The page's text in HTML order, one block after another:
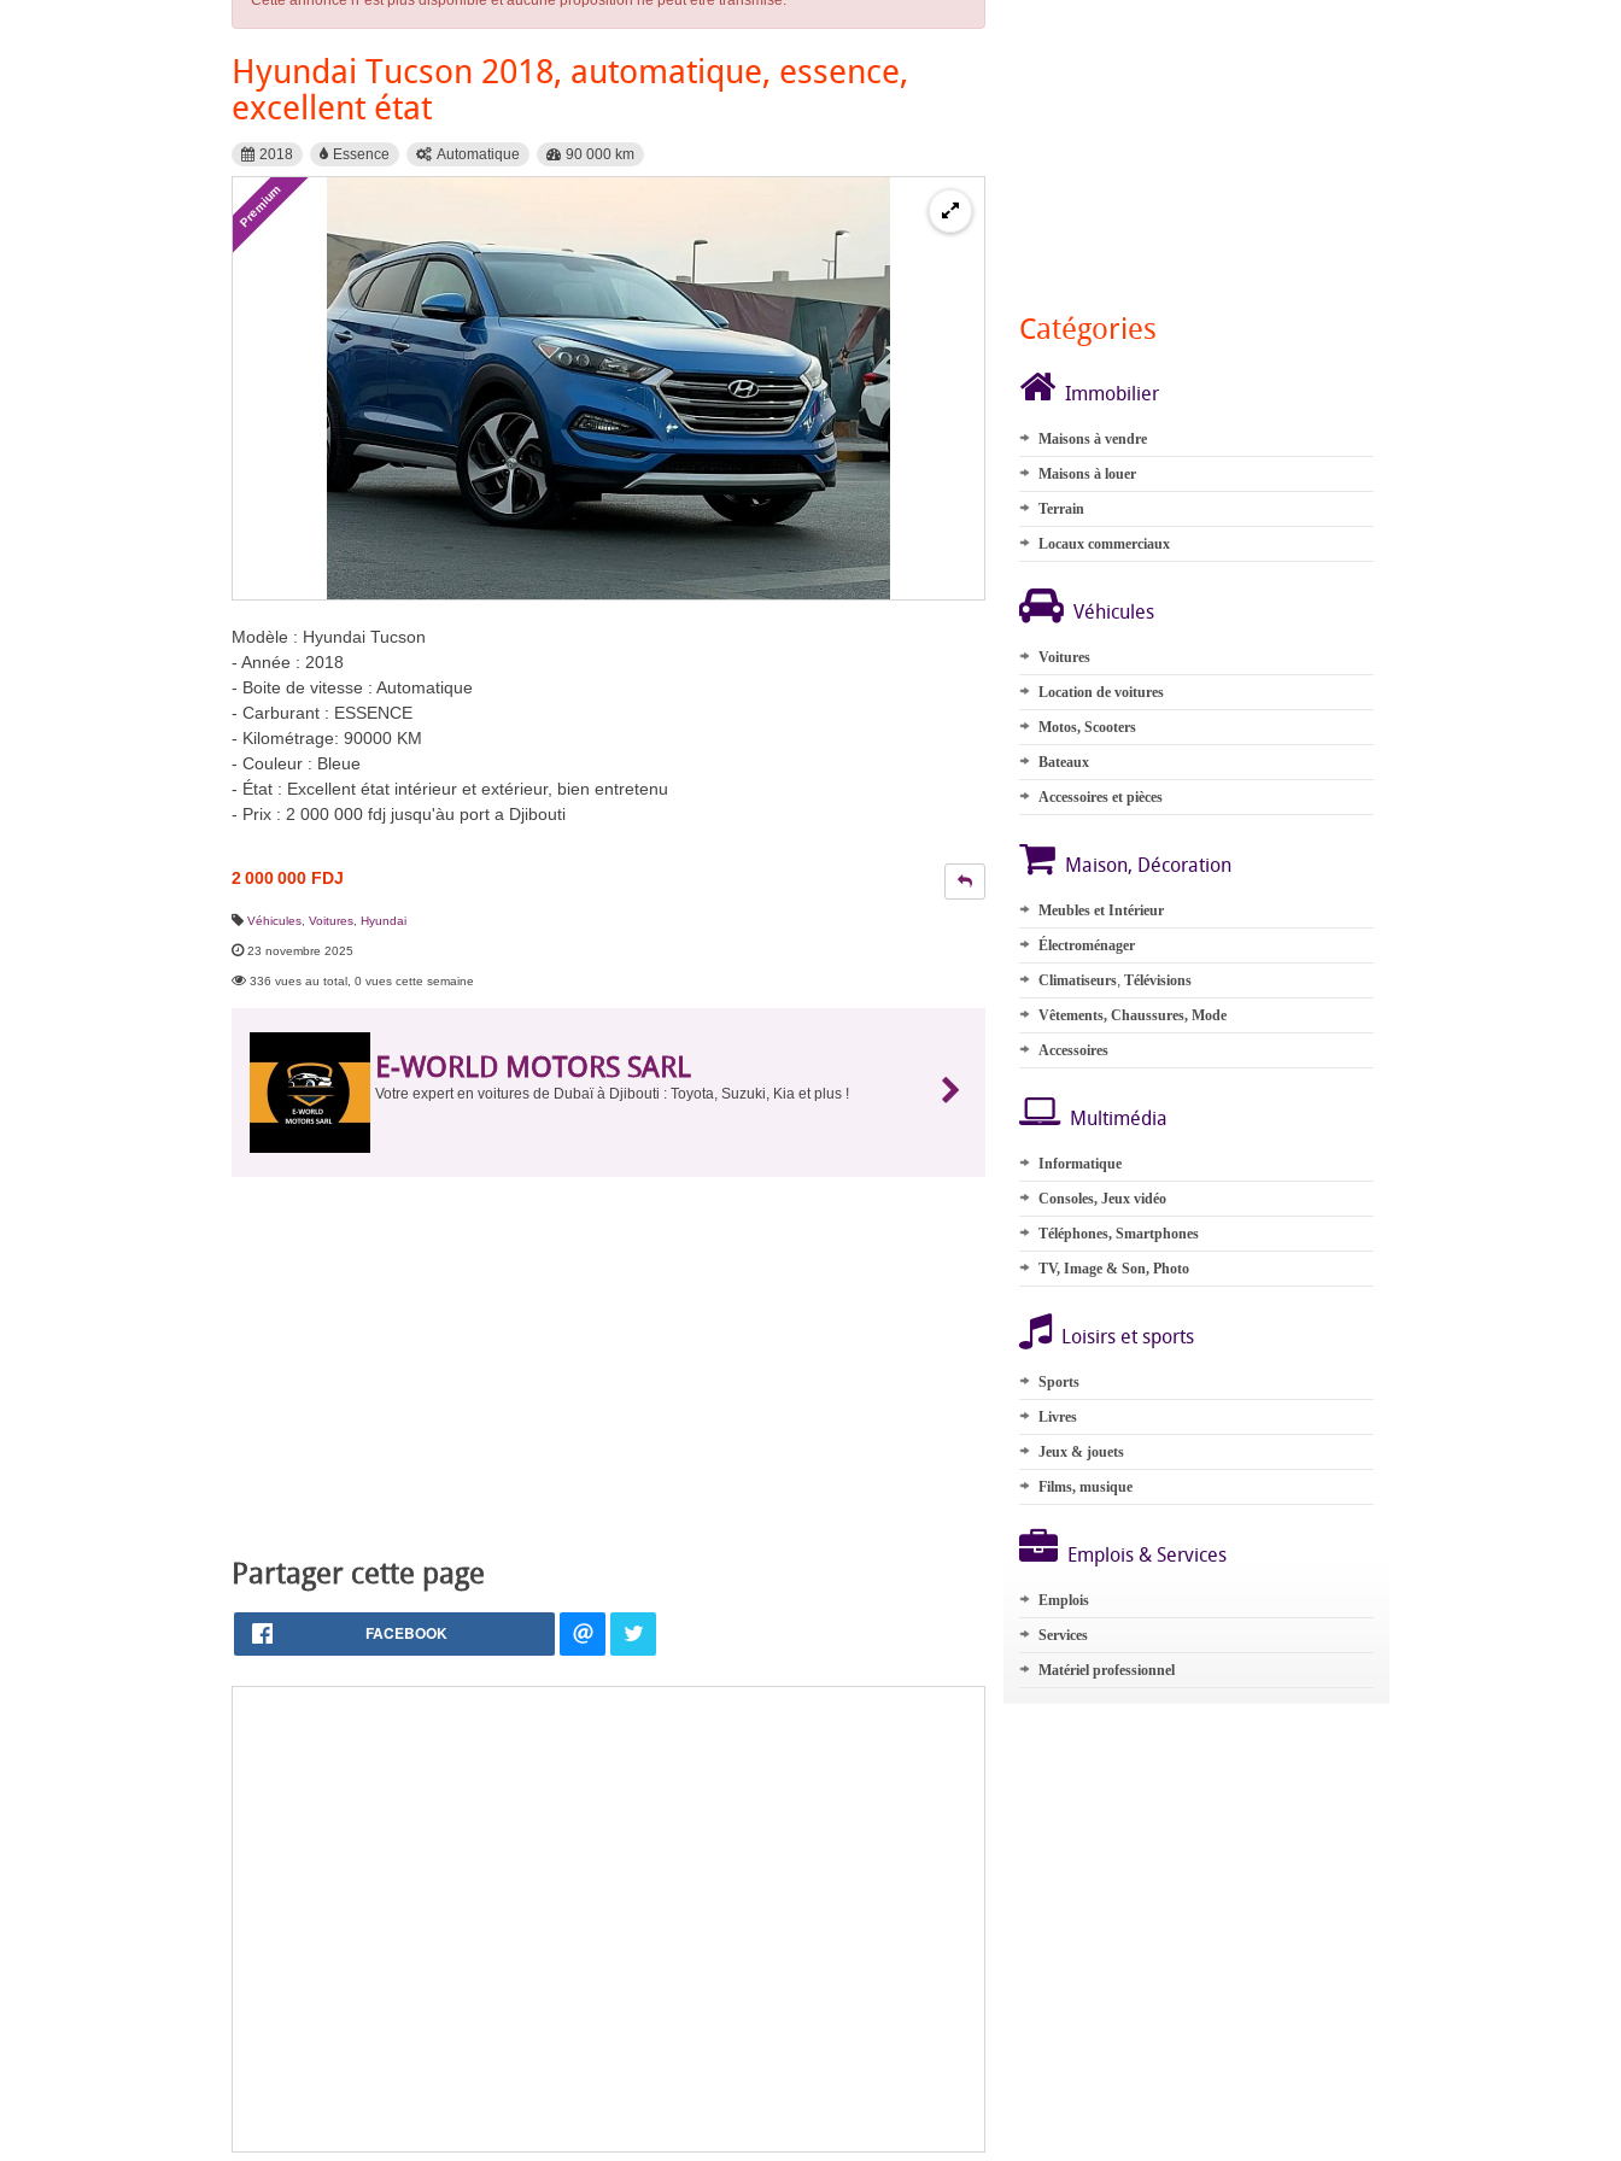
Hyundai Tucson 2018, automatique, essence,
excellent état
2018 Essence Automatique 90 000 km
Premium
Modèle : Hyundai Tucson
- Année : 2018
- Boite de vitesse : Automatique
- Carburant : ESSENCE
- Kilométrage: 90000 KM
- Couleur : Bleue
- État : Excellent état intérieur et extérieur, bien entretenu
- Prix : 2 000 000 fdj jusqu'àu port a Djibouti
2 000 000 FDJ
Véhicules Voitures Hyundai
23 novembre 2025
336 vues au total, 0 vues cette semaine
E-WORLD MOTORS SARL
Votre expert en voitures de Dubaï à Djibouti : Toyota, Suzuki, Kia et plus !
Partager cette page
FACEBOOK
Catégories
Immobilier
Maisons à vendre
Maisons à louer
Terrain
Locaux commerciaux
Véhicules
Voitures
Location de voitures
Motos, Scooters
Bateaux
Accessoires et pièces
Maison, Décoration
Meubles et Intérieur
Électroménager
Climatiseurs, Télévisions
Vêtements, Chaussures, Mode
Accessoires
Multimédia
Informatique
Consoles, Jeux vidéo
Téléphones, Smartphones
TV, Image & Son, Photo
Loisirs et sports
Sports
Livres
Jeux & jouets
Films, musique
Emplois & Services
Emplois
Services
Matériel professionnel